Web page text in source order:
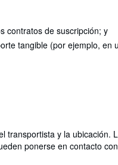
contratos de suscripción; y
tangible (por ejemplo,
y la
ponerse en contacto